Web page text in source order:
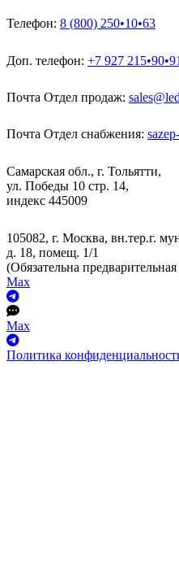
Телефон: 8 (800) 250•10•63
Доп. телефон: +7 927 215•90•91
Почта Отдел продаж:
Почта Отдел снабжения:
Самарская обл., г. Тольятти,
ул. Победы 10 стр. 14,
индекс 445009
105082, г. Москва, вн.тер.г.
д. 18, помещ. 1/1
(Обязательна предварительная
Max
Max
Политика